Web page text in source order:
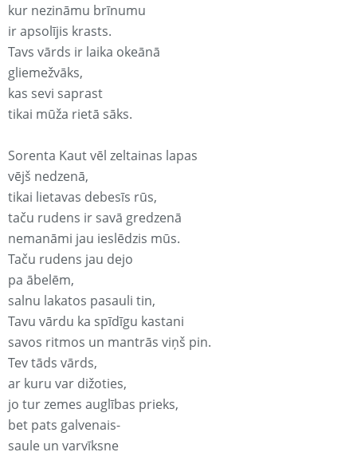
kur nezināmu brīnumu
ir apsolījis krasts.
Tavs vārds ir laika okeānā
gliemežvāks,
kas sevi saprast
tikai mūža rietā sāks.
Sorenta Kaut vēl zeltainas lapas
vējš nedzenā,
tikai lietavas debesīs rūs,
taču rudens ir savā gredzenā
nemanāmi jau ieslēdzis mūs.
Taču rudens jau dejo
pa ābelēm,
salnu lakatos pasauli tin,
Tavu vārdu ka spīdīgu kastani
savos ritmos un mantrās viņš pin.
Tev tāds vārds,
ar kuru var dižoties,
jo tur zemes auglības prieks,
bet pats galvenais-
saule un varvīksne